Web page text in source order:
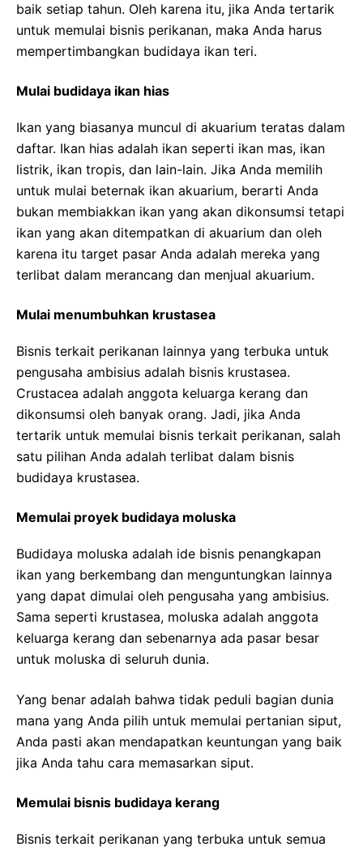
baik setiap tahun. Oleh karena itu, jika Anda tertarik
untuk memulai bisnis perikanan, maka Anda harus
mempertimbangkan budidaya ikan teri.
Mulai budidaya ikan hias
Ikan yang biasanya muncul di akuarium teratas dalam
daftar. Ikan hias adalah ikan seperti ikan mas, ikan
listrik, ikan tropis, dan lain-lain. Jika Anda memilih
untuk mulai beternak ikan akuarium, berarti Anda
bukan membiakkan ikan yang akan dikonsumsi tetapi
ikan yang akan ditempatkan di akuarium dan oleh
karena itu target pasar Anda adalah mereka yang
terlibat dalam merancang dan menjual akuarium.
Mulai menumbuhkan krustasea
Bisnis terkait perikanan lainnya yang terbuka untuk
pengusaha ambisius adalah bisnis krustasea.
Crustacea adalah anggota keluarga kerang dan
dikonsumsi oleh banyak orang. Jadi, jika Anda
tertarik untuk memulai bisnis terkait perikanan, salah
satu pilihan Anda adalah terlibat dalam bisnis
budidaya krustasea.
Memulai proyek budidaya moluska
Budidaya moluska adalah ide bisnis penangkapan
ikan yang berkembang dan menguntungkan lainnya
yang dapat dimulai oleh pengusaha yang ambisius.
Sama seperti krustasea, moluska adalah anggota
keluarga kerang dan sebenarnya ada pasar besar
untuk moluska di seluruh dunia.
Yang benar adalah bahwa tidak peduli bagian dunia
mana yang Anda pilih untuk memulai pertanian siput,
Anda pasti akan mendapatkan keuntungan yang baik
jika Anda tahu cara memasarkan siput.
Memulai bisnis budidaya kerang
Bisnis terkait perikanan yang terbuka untuk semua